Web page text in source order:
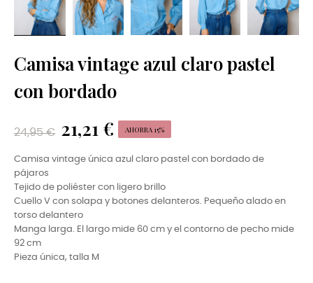
Camisa vintage azul claro pastel
con bordado
24,95 € 21,21 € AHORRA 15%
Camisa vintage única azul claro pastel con bordado de
pájaros
Tejido de poliéster con ligero brillo
Cuello V con solapa y botones delanteros. Pequeño alado en
torso delantero
Manga larga. El largo mide 60 cm y el contorno de pecho mide
92 cm
Pieza única, talla M